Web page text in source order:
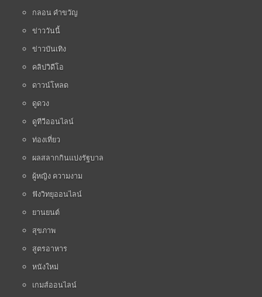
กลอน คำขวัญ
ข่าววันนี้
ข่าวบันเทิง
คลิปวิดีโอ
ดาวน์โหลด
ดูดวง
ดูทีวีออนไลน์
ท่องเที่ยว
ผลสลากกินแบ่งรัฐบาล
ผู้หญิง ความงาม
ฟังวิทยุออนไลน์
ยานยนต์
สุขภาพ
สูตรอาหาร
หนังใหม่
เกมส์ออนไลน์